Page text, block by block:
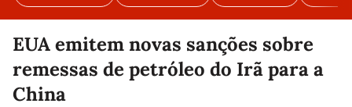
EUA emitem novas sanções sobre
remessas de petróleo do Irã para a
China